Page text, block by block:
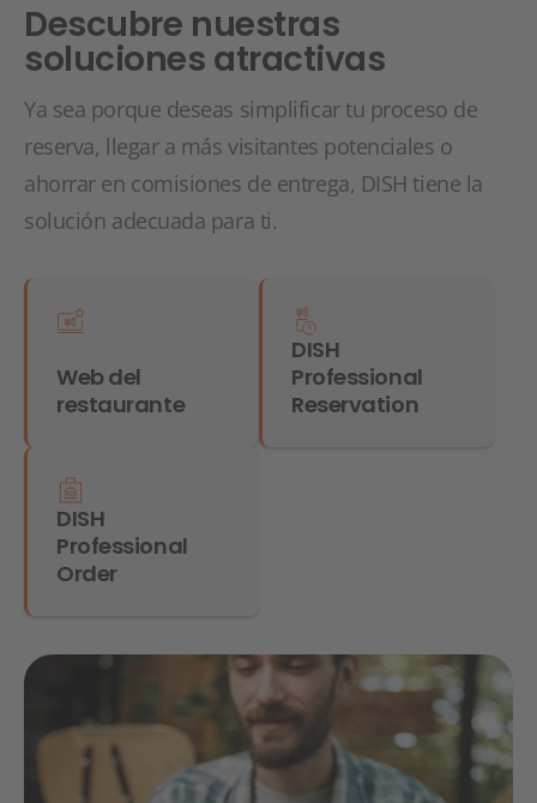
Descubre nuestras
soluciones atractivas
Ya sea porque deseas simplificar tu proceso de
reserva, llegar a más visitantes potenciales o
ahorrar en comisiones de entrega, DISH tiene la
solución adecuada para ti.
Web del
restaurante
DISH
Professional
Reservation
DISH
Professional
Order